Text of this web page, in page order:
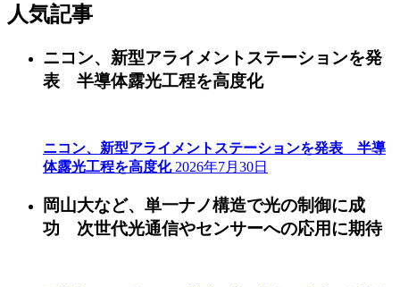
人気記事
ニコン、新型アライメントステーションを発
表 半導体露光工程を高度化
ニコン、新型アライメントステーションを発表 半導
体露光工程を高度化 2026年7月30日
岡山大など、単一ナノ構造で光の制御に成
功 次世代光通信やセンサーへの応用に期待